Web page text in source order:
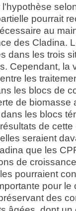
pourrait
au
des Cladina.
dans les trois
Cependant, la
les
les blocs de
de biomasse
les blocs
de
seraient
que les
de
pourraient
pour le
des